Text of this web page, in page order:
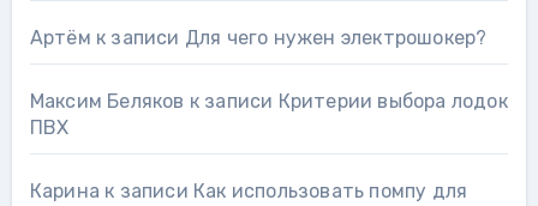
Артём к записи Для чего нужен электрошокер?
Максим Беляков к записи Критерии выбора лодок
ПВХ
Карина к записи Как использовать помпу для